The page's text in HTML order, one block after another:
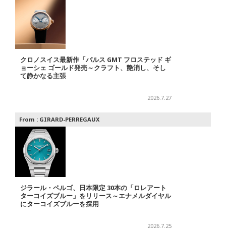
クロノスイス最新作「パルス GMT フロステッド ギ
ョーシェ ゴールド発売～クラフト、艶消し、そし
て静かなる主張
2026.7.27
From : GIRARD-PERREGAUX
ジラール・ペルゴ、日本限定 30本の「ロレアート
ターコイズブルー」をリリース～エナメルダイヤル
にターコイズブルーを採用
2026.7.25